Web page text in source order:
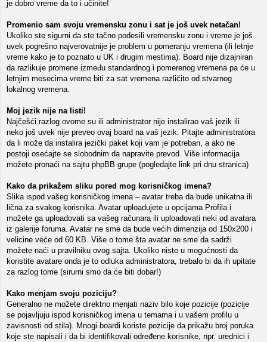
je dobro vreme da to i učinite!
Promenio sam svoju vremensku zonu i sat je još uvek netačan!
Ukoliko ste sigurni da ste tačno podesili vremensku zonu i vreme je još
uvek pogrešno najverovatnije je problem u pomeranju vremena (ili letnje
vreme kako je to poznato u UK i drugim mestima). Board nije dizajniran
da razlikuje promene između standardnog i pomerenog vremena pa će u
letnjim mesecima vreme biti za sat vremena različito od stvarnog
lokalnog vremena.
Moj jezik nije na listi!
Najčešći razlog ovome su ili administrator nije instalirao vaš jezik ili
neko još uvek nije preveo ovaj board na vaš jezik. Pitajte administratora
da li može da instalira jezički paket koji vam je potreban, a ako ne
postoji osećajte se slobodnim da napravite prevod. Više informacija
možete pronaći na sajtu phpBB grupe (pogledajte link pri dnu stranica)
Kako da prikažem sliku pored mog korisničkog imena?
Slika ispod vašeg korisničkog imena – avatar treba da bude unikatna ili
lična za svakog korisnika. Avatar uploadujete u opcijama Profila i
možete ga uploadovati sa vašeg računara ili uploadovati neki od avatara
iz galerije foruma. Avatar ne sme da bude većih dimenzija od 150x200 i
velicine veće od 60 KB. Više o tome šta avatar ne sme da sadrži
možete naći u pravilniku ovog sajta. Ukoliko niste u mogućnosti da
koristite avatare onda je to odluka administratora, trebalo bi da ih upitate
za razlog tome (sirurni smo da će biti dobar!)
Kako menjam svoju poziciju?
Generalno ne možete direktno menjati naziv bilo koje pozicije (pozicije
se pojavljuju ispod korisničkog imena u temama i u vašem profilu u
zavisnosti od stila). Mnogi boardi koriste pozicije da prikažu broj poruka
koje ste napisali i da bi identifikovali određene korisnike, npr. urednici i